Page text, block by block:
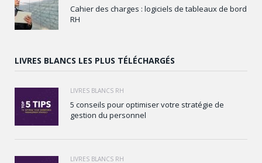
Cahier des charges : logiciels de tableaux de bord
RH
LIVRES BLANCS LES PLUS TÉLÉCHARGÉS
LIVRES BLANCS RH
5 conseils pour optimiser votre stratégie de
gestion du personnel
LIVRES BLANCS RH